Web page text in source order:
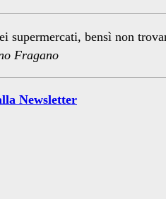
supermercati, bensì non
Fragano
Newsletter